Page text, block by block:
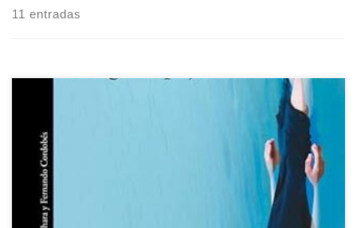
11 entradas
Bajo el ojo del gran pájaro es la novela de Hiromi Kawakami,
publicada por Alfaguara. Ante el contexto sociopolítico actual, se
suele afirmar, de manera popular, que vivimos en una distopía, lo
que ocurre es de ciencia ficción o la realidad supera la ficción. Sin
embargo, la Literatura usa para […]